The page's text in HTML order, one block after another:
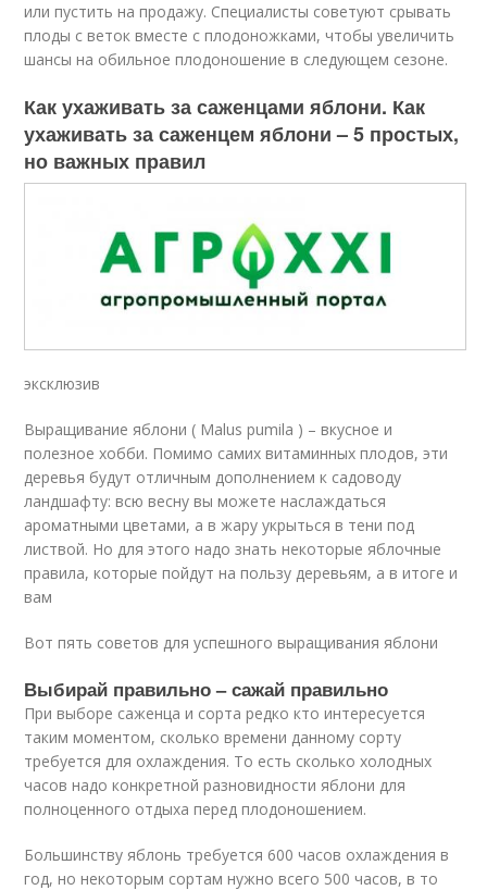
или пустить на продажу. Специалисты советуют срывать
плоды с веток вместе с плодоножками, чтобы увеличить
шансы на обильное плодоношение в следующем сезоне.
Как ухаживать за саженцами яблони. Как
ухаживать за саженцем яблони – 5 простых,
но важных правил
эксклюзив
Выращивание яблони ( Malus pumila ) – вкусное и
полезное хобби. Помимо самих витаминных плодов, эти
деревья будут отличным дополнением к садоводу
ландшафту: всю весну вы можете наслаждаться
ароматными цветами, а в жару укрыться в тени под
листвой. Но для этого надо знать некоторые яблочные
правила, которые пойдут на пользу деревьям, а в итоге и
вам
Вот пять советов для успешного выращивания яблони
Выбирай правильно – сажай правильно
При выборе саженца и сорта редко кто интересуется
таким моментом, сколько времени данному сорту
требуется для охлаждения. То есть сколько холодных
часов надо конкретной разновидности яблони для
полноценного отдыха перед плодоношением.
Большинству яблонь требуется 600 часов охлаждения в
год, но некоторым сортам нужно всего 500 часов, в то